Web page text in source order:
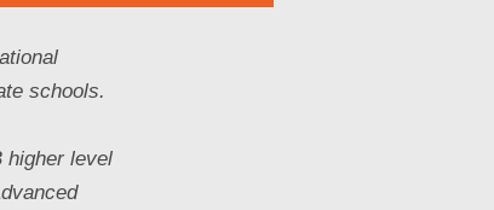
schools.
higher level